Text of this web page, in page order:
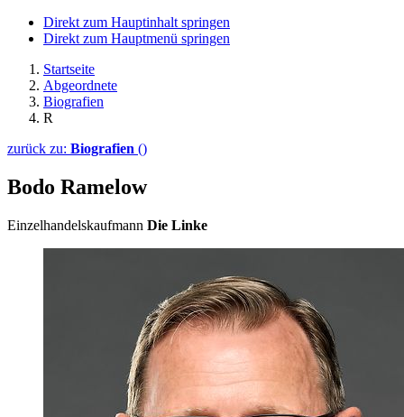
Direkt zum Hauptinhalt springen
Direkt zum Hauptmenü springen
Startseite
Abgeordnete
Biografien
R
zurück zu: Biografien ()
Bodo Ramelow
Einzelhandelskaufmann Die Linke